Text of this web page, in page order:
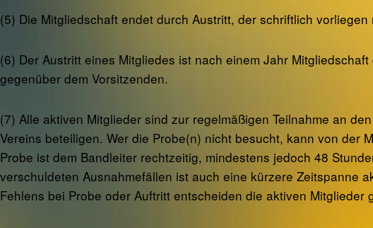
(5) Die Mitgliedschaft endet durch Austritt, der schriftlich
(6) Der Austritt eines Mitgliedes ist nach einem Jahr
gegenüber dem Vorsitzenden.
(7) Alle aktiven Mitglieder sind zur regelmäßigen Teilnahme an
Vereins beteiligen. Wer die Probe(n) nicht besucht, kann von der
Probe ist dem Bandleiter rechtzeitig, mindestens jedoch 48
verschuldeten Ausnahmefällen ist auch eine kürzere Zeitspanne
Fehlens bei Probe oder Auftritt entscheiden die aktiven Mitglieder